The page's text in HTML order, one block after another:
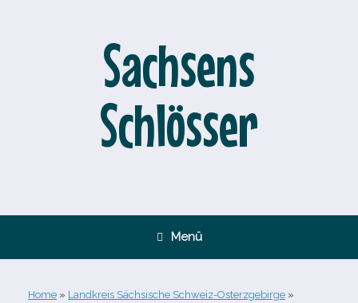
Sachsens
Schlösser
Menü
Home » Landkreis Sächsische Schweiz-Osterzgebirge »